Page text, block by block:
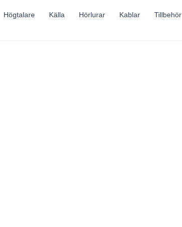
Högtalare Källa Hörlurar Kablar Tillbehör